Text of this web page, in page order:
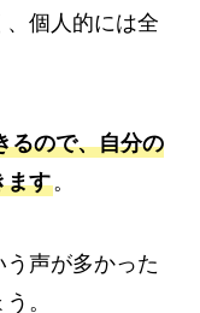
個人的には全
るので、自分の
ます。
声が多かった
。